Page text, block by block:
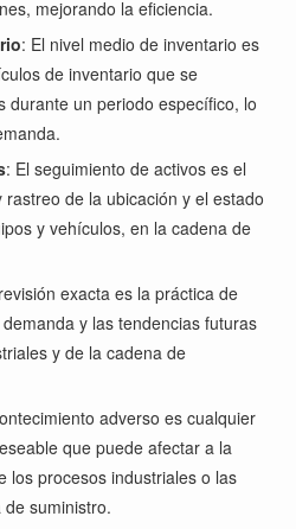
mejorando la eficiencia.
: El nivel medio de inventario es
de inventario que se
durante un periodo específico, lo
: El seguimiento de activos es el
de la ubicación y el estado
y vehículos, en la cadena de
exacta es la práctica de
y las tendencias futuras
y de la cadena de
adverso es cualquier
que puede afectar a la
los procesos industriales o las
suministro.